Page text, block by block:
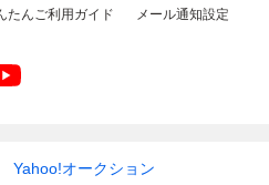
たんご利用ガイド メール通知設定
Yahoo!オークション